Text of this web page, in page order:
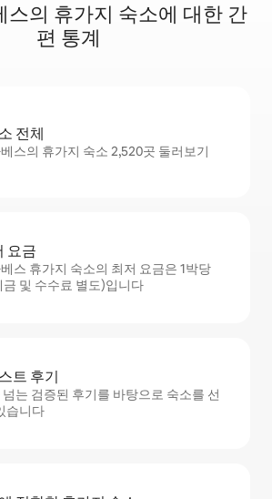
스의 휴가지 숙소에 대한 간
편 통계
전체
스의 휴가지 숙소 2,520곳 둘러보기
요금
스 휴가지 숙소의 최저 요금은 1박당
및 수수료 별도)입니다
트 후기
는 검증된 후기를 바탕으로 숙소를 선
습니다